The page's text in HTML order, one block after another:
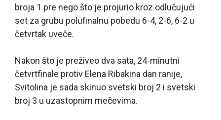
broja 1 pre nego što je projurio kroz odlučujući
set za grubu polufinalnu pobedu 6-4, 2-6, 6-2 u
četvrtak uveče.
Nakon što je preživeo dva sata, 24-minutni
četvrtfinale protiv Elena Ribakina dan ranije,
Svitolina je sada skinuo svetski broj 2 i svetski
broj 3 u uzastopnim mečevima.